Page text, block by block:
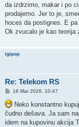
da izdrzimo, makar i po
prodajemo. Jer to je,
hoces da postignes. E pa
Ok zvucalo je kao teorija
igipop
Re: Telekom RS
P
s
t
18 Mar 2026, 10:47
Neko konstantno
čudno dešava. Ja sam
idem na kupovinu akcija